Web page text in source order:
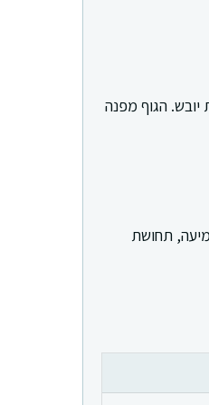
הגוף מפנה
תחושת